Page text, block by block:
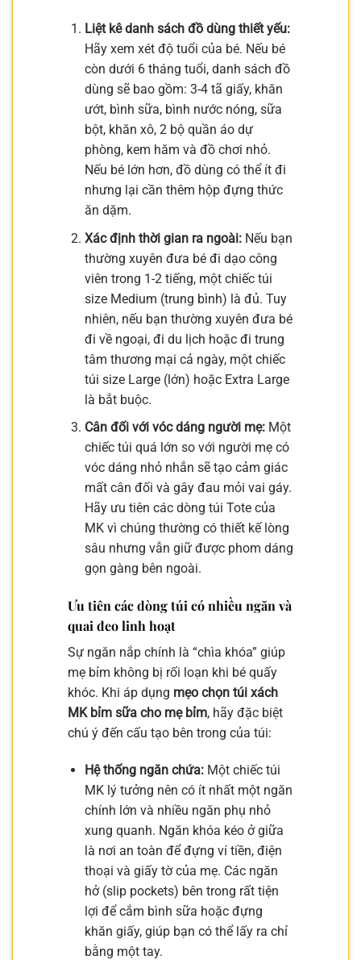
Liệt kê danh sách đồ dùng thiết yếu:
Hãy xem xét độ tuổi của bé. Nếu bé
còn dưới 6 tháng tuổi, danh sách đồ
dùng sẽ bao gồm: 3-4 tã giấy, khăn
ướt, bình sữa, bình nước nóng, sữa
bột, khăn xô, 2 bộ quần áo dự
phòng, kem hăm và đồ chơi nhỏ.
Nếu bé lớn hơn, đồ dùng có thể ít đi
nhưng lại cần thêm hộp đựng thức
ăn dặm.
Xác định thời gian ra ngoài:Nếu bạn
thường xuyên đưa bé đi dạo công
viên trong 1-2 tiếng, một chiếc túi
size Medium (trung bình) là đủ. Tuy
nhiên, nếu bạn thường xuyên đưa bé
đi về ngoại, đi du lịch hoặc đi trung
tâm thương mại cả ngày, một chiếc
túi size Large (lớn) hoặc Extra Large
là bắt buộc.
Cân đối với vóc dáng người mẹ:Một
chiếc túi quá lớn so với người mẹ có
vóc dáng nhỏ nhắn sẽ tạo cảm giác
mất cân đối và gây đau mỏi vai gáy.
Hãy ưu tiên các dòng túi Tote của
MK vì chúng thường có thiết kế lòng
sâu nhưng vẫn giữ được phom dáng
gọn gàng bên ngoài.
Ưu tiên các dòng túi có nhiều ngăn và
quai đeo linh hoạt
Sự ngăn nắp chính là “chìa khóa” giúp
mẹ bỉm không bị rối loạn khi bé quấy
khóc. Khi áp dụng mẹo chọn túi xách
MK bỉm sữa cho mẹ bỉm, hãy đặc biệt
chú ý đến cấu tạo bên trong của túi:
Hệ thống ngăn chứa:Một chiếc túi
MK lý tưởng nên có ít nhất một ngăn
chính lớn và nhiều ngăn phụ nhỏ
xung quanh. Ngăn khóa kéo ở giữa
là nơi an toàn để đựng ví tiền, điện
thoại và giấy tờ của mẹ. Các ngăn
hở (slip pockets) bên trong rất tiện
lợi để cắm bình sữa hoặc đựng
khăn giấy, giúp bạn có thể lấy ra chỉ
bằng một tay.